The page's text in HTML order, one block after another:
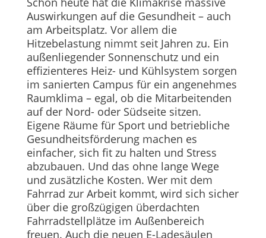
Auswirkungen auf die Gesundheit – auch
am Arbeitsplatz. Vor allem die
Hitzebelastung nimmt seit Jahren zu. Ein
außenliegender Sonnenschutz und ein
effizienteres Heiz- und Kühlsystem sorgen
im sanierten Campus für ein angenehmes
Raumklima – egal, ob die Mitarbeitenden
auf der Nord- oder Südseite sitzen.
Eigene Räume für Sport und betriebliche
Gesundheitsförderung machen es
einfacher, sich fit zu halten und Stress
abzubauen. Und das ohne lange Wege
und zusätzliche Kosten. Wer mit dem
Fahrrad zur Arbeit kommt, wird sich sicher
über die großzügigen überdachten
Fahrradstellplätze im Außenbereich
freuen. Auch die neuen E-Ladesäulen